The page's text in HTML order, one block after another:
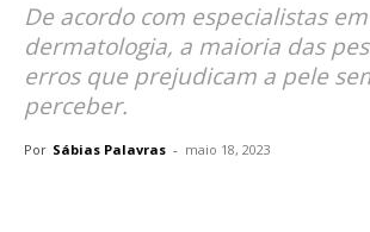
De acordo com especialistas em
dermatologia, a maioria das
erros que prejudicam a pele
perceber.
Por Sábias Palavras - maio 18, 2023